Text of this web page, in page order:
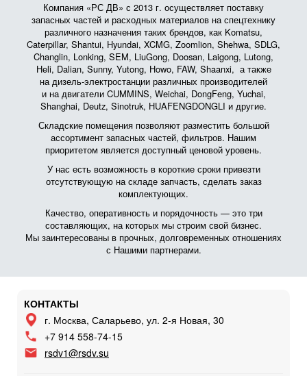
Компания «РС ДВ» с 2013 г. осуществляет поставку
запасных частей и расходных материалов на спецтехнику
различного назначения таких брендов, как Komatsu,
Caterpillar, Shantui, Hyundai, XCMG, Zoomlion, Shehwa, SDLG,
Changlin, Lonking, SEM, LiuGong, Doosan, Laigong, Lutong,
Heli, Dalian, Sunny, Yutong, Howo, FAW, Shaanxi, а также
на дизель-электростанции различных производителей
и на двигатели CUMMINS, Weichai, DongFeng, Yuchai,
Shanghai, Deutz, Sinotruk, HUAFENGDONGLI и другие.
Складские помещения позволяют разместить большой
ассортимент запасных частей, фильтров. Нашим
приоритетом является доступный ценовой уровень.
У нас есть возможность в короткие сроки привезти
отсутствующую на складе запчасть, сделать заказ
комплектующих.
Качество, оперативность и порядочность — это три
составляющих, на которых мы строим свой бизнес.
Мы заинтересованы в прочных, долговременных отношениях
с Нашими партнерами.
КОНТАКТЫ
г. Москва, Саларьево, ул. 2-я Новая, 30
+7 914 558-74-15
rsdv1@rsdv.su